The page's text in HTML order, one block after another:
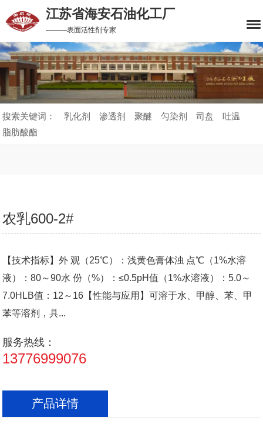
江苏省海安石油化工厂
———表面活性剂专家
搜索关键词： 乳化剂 渗透剂 聚醚 匀染剂 司盘
吐温
脂肪酸酯
农乳600-2#
【技术指标】外 观（25℃）：浅黄色膏体浊 点℃（1%水溶
液）：80～90水 份（%）：≤0.5pH值（1%水溶液）：5.0～
7.0HLB值：12～16【性能与应用】可溶于水、甲醇、苯、甲
苯等溶剂，具...
服务热线：
13776999076
产品详情